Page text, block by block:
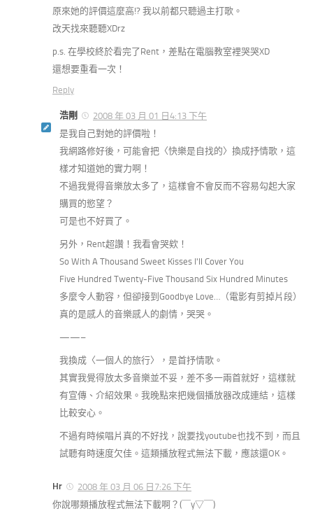
原來她的評價這麼高!? 我以前都只聽過主打歌。
改天找來聽聽XDrz
p.s. 在學校終於看完了Rent，差點在電腦教室裡哭哭XD
還想要重看一次！
Reply
浩剛
2008 年 03 月 01 日4:13 下午
是我自己對她的評價啦！
我網路修好後，可能會把〈快樂是自找的〉換成抒情歌，這
樣才知道她的實力啊！
不過我覺得音樂放太多了，這樣會不會反而不容易勾起大家
購買的慾望？
可是也不好買了。
另外，Rent超讚！我看會哭欸！
So With A Thousand Sweet Kisses I'll Cover You
Five Hundred Twenty-Five Thousand Six Hundred Minutes
多麼令人動容，但卻接到Goodbye Love…（電影有剪掉片段）
真的是感人的音樂感人的劇情，哭哭。
——–
我換成〈一個人的旅行〉，是首抒情歌。
其實我覺得放太多音樂並不妥，差不多一兩首就好，這樣就
有宣傳、介紹效果。我晚點來把幾個播放器改成連結，這樣
比較安心。
不過有時候唱片真的不好找，說要找youtube也找不到，而且
試聽有時速度欠佳。這類播放程式無法下載，應該還OK。
Hr
2008 年 03 月 06 日7:26 下午
你說哪類播放程式無法下載啊？(￣y▽￣)